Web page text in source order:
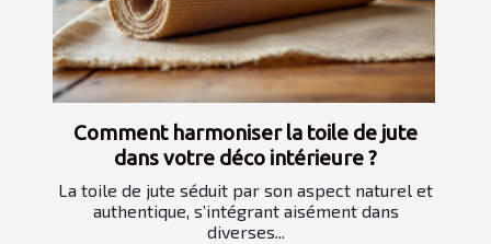
Comment harmoniser la toile de jute
dans votre déco intérieure ?
La toile de jute séduit par son aspect naturel et
authentique, s’intégrant aisément dans
diverses...